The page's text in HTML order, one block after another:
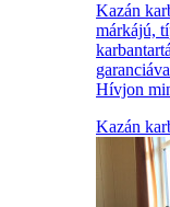
Kazán
márkájú,
Hívjon
Kazán